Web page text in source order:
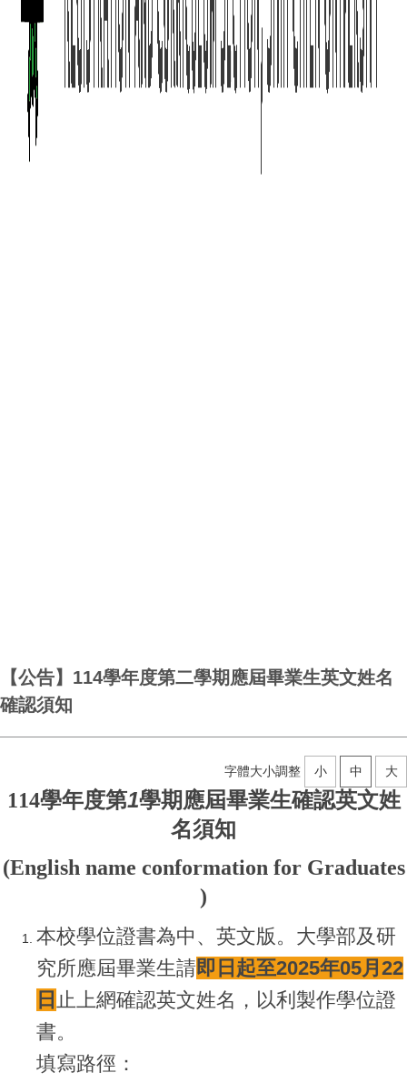
【公告】114學年度第二學期應屆畢業生英文姓名
確認須知
字體大小調整 小 中 大
114學年度第1學期應屆畢業生確認英文姓
名須知
(English name conformation for Graduates
)
本校學位證書為中、英文版。大學部及研
究所應屆畢業生請即日起至2025年05月22
日 止上網確認英文姓名，以利製作學位證
書。
填寫路徑：